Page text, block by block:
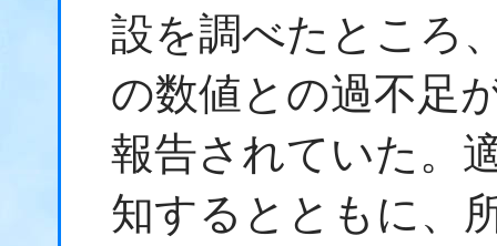
設を調べたところ
の数値との過不足
報告されていた。
知するとともに、